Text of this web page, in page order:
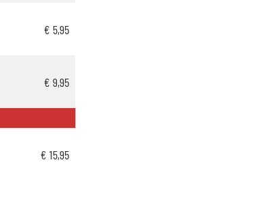
€ 5,95
€ 9,95
€ 15,95